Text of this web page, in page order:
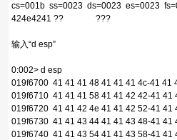
cs=001b ss=0023 ds=0023
424e4241 ?? ???
输入“d esp”
0:002> d esp
019f6700 41 41 41 48 41 41 41 4c-41 41
019f6710 41 41 41 58 41 41 42 42-41 41
019f6720 41 41 42 4e 41 41 42 52-41 41
019f6730 41 41 43 44 41 41 43 48-41
019f6740 41 41 43 54 41 41 43 58-41 41